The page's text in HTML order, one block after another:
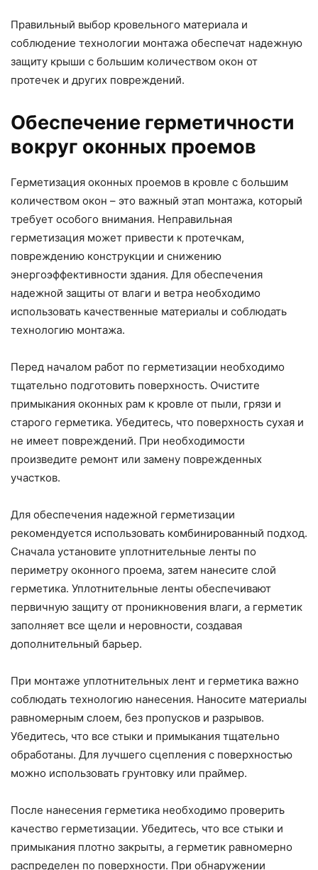
Правильный выбор кровельного материала и
соблюдение технологии монтажа обеспечат надежную
защиту крыши с большим количеством окон от
протечек и других повреждений.
Обеспечение герметичности
вокруг оконных проемов
Герметизация оконных проемов в кровле с большим
количеством окон – это важный этап монтажа, который
требует особого внимания. Неправильная
герметизация может привести к протечкам,
повреждению конструкции и снижению
энергоэффективности здания. Для обеспечения
надежной защиты от влаги и ветра необходимо
использовать качественные материалы и соблюдать
технологию монтажа.
Перед началом работ по герметизации необходимо
тщательно подготовить поверхность. Очистите
примыкания оконных рам к кровле от пыли, грязи и
старого герметика. Убедитесь, что поверхность сухая и
не имеет повреждений. При необходимости
произведите ремонт или замену поврежденных
участков.
Для обеспечения надежной герметизации
рекомендуется использовать комбинированный подход.
Сначала установите уплотнительные ленты по
периметру оконного проема, затем нанесите слой
герметика. Уплотнительные ленты обеспечивают
первичную защиту от проникновения влаги, а герметик
заполняет все щели и неровности, создавая
дополнительный барьер.
При монтаже уплотнительных лент и герметика важно
соблюдать технологию нанесения. Наносите материалы
равномерным слоем, без пропусков и разрывов.
Убедитесь, что все стыки и примыкания тщательно
обработаны. Для лучшего сцепления с поверхностью
можно использовать грунтовку или праймер.
После нанесения герметика необходимо проверить
качество герметизации. Убедитесь, что все стыки и
примыкания плотно закрыты, а герметик равномерно
распределен по поверхности. При обнаружении